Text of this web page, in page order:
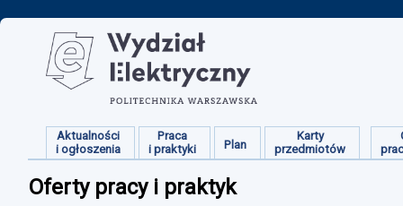
Aktualności
i ogłoszenia
Praca
i praktyki
Plan
Karty
przedmiotów
Oferty pracy i praktyk